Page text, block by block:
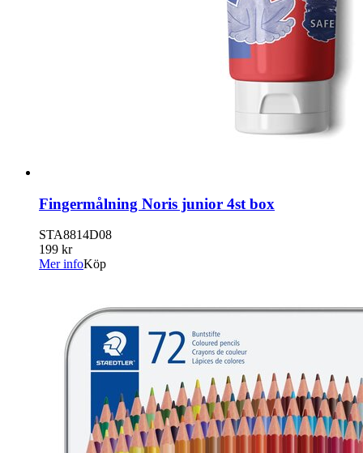
Fingermålning Noris junior 4st box
STA8814D08
199 kr
Mer infoKöp